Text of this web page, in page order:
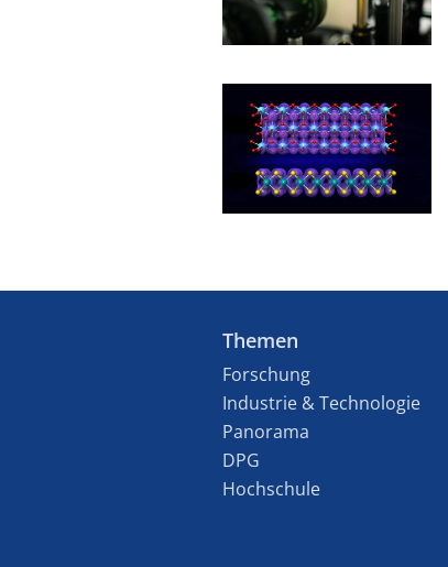
Themen
Forschung
Industrie & Technologie
Panorama
DPG
Hochschule